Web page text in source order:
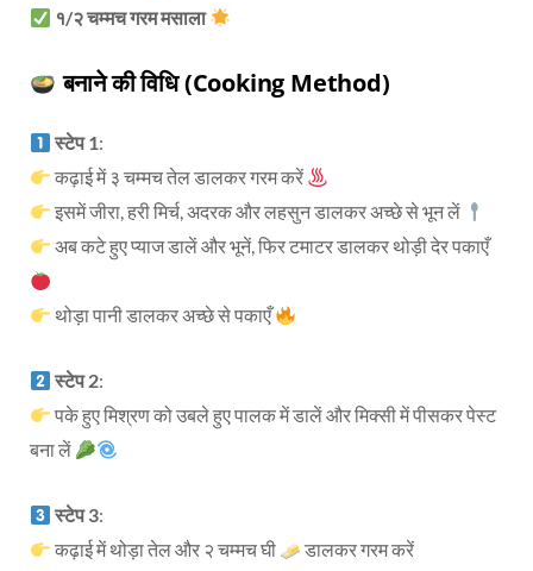
१/२ चम्मच गरम मसाला
बनाने की विधि (Cooking Method)
स्टेप 1:
कढ़ाई में ३ चम्मच तेल डालकर गरम करें
इसमें जीरा, हरी मिर्च, अदरक और लहसुन डालकर अच्छे से भून लें
अब कटे हुए प्याज डालें और भूनें, फिर टमाटर डालकर थोड़ी देर पकाएँ
थोड़ा पानी डालकर अच्छे से पकाएँ
स्टेप 2:
पके हुए मिश्रण को उबले हुए पालक में डालें और मिक्सी में पीसकर पेस्ट
बना लें
स्टेप 3:
कढ़ाई में थोड़ा तेल और २ चम्मच घी
डालकर गरम करें